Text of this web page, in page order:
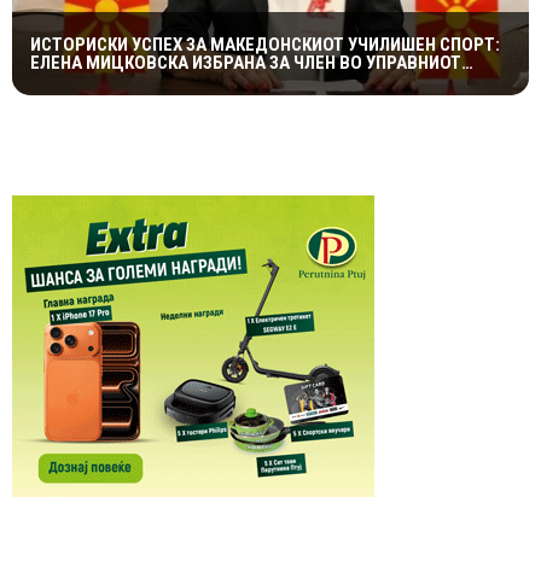
ИСТОРИСКИ УСПЕХ ЗА МАКЕДОНСКИОТ УЧИЛИШЕН СПОРТ:
ЕЛЕНА МИЦКОВСКА ИЗБРАНА ЗА ЧЛЕН ВО УПРАВНИОТ
ОДБОР НА СВЕТСКАТА ФЕДЕРАЦИЈА НА УЧИЛИШНИ
СПОРТОВИ